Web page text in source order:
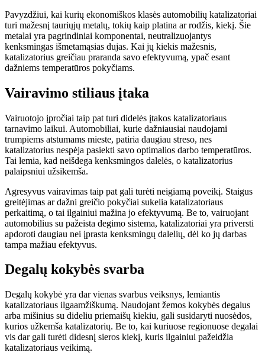
Pavyzdžiui, kai kurių ekonomiškos klasės automobilių katalizatoriai
turi mažesnį tauriųjų metalų, tokių kaip platina ar rodžis, kiekį. Šie
metalai yra pagrindiniai komponentai, neutralizuojantys
kenksmingas išmetamąsias dujas. Kai jų kiekis mažesnis,
katalizatorius greičiau praranda savo efektyvumą, ypač esant
dažniems temperatūros pokyčiams.
Vairavimo stiliaus įtaka
Vairuotojo įpročiai taip pat turi didelės įtakos katalizatoriaus
tarnavimo laikui. Automobiliai, kurie dažniausiai naudojami
trumpiems atstumams mieste, patiria daugiau streso, nes
katalizatorius nespėja pasiekti savo optimalios darbo temperatūros.
Tai lemia, kad neišdega kenksmingos dalelės, o katalizatorius
palaipsniui užsikemša.
Agresyvus vairavimas taip pat gali turėti neigiamą poveikį. Staigus
greitėjimas ar dažni greičio pokyčiai sukelia katalizatoriaus
perkaitimą, o tai ilgainiui mažina jo efektyvumą. Be to, vairuojant
automobilius su pažeista degimo sistema, katalizatoriai yra priversti
apdoroti daugiau nei įprasta kenksmingų dalelių, dėl ko jų darbas
tampa mažiau efektyvus.
Degalų kokybės svarba
Degalų kokybė yra dar vienas svarbus veiksnys, lemiantis
katalizatoriaus ilgaamžiškumą. Naudojant žemos kokybės degalus
arba mišinius su dideliu priemaišų kiekiu, gali susidaryti nuosėdos,
kurios užkemša katalizatorių. Be to, kai kuriuose regionuose degalai
vis dar gali turėti didesnį sieros kiekį, kuris ilgainiui pažeidžia
katalizatoriaus veikimą.